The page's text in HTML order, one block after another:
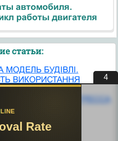
автомобиля.
работы двигателя
статьи:
МОДЕЛЬ БУДІВЛІ.
ВИКОРИСТАННЯ
діода
с моделью
ЭФИК
модель
3